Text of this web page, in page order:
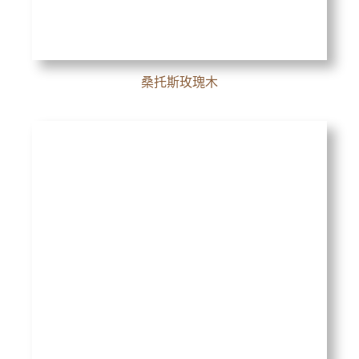
桑托斯玫瑰木